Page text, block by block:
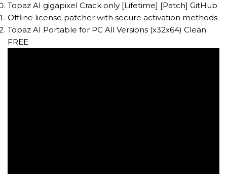
Topaz AI gigapixel Crack only [Lifetime] [Patch] GitHub
Offline license patcher with secure activation methods
Topaz AI Portable for PC All Versions (x32x64) Clean
FREE